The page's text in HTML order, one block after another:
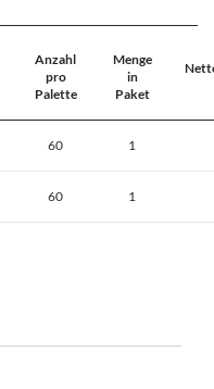
Anzahl
pro
Palette
Menge
in
Paket
60 1
60 1